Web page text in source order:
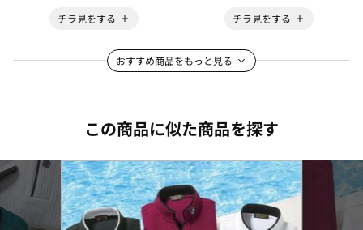
チラ見をする チラ見をする
おすすめ商品をもっと見る
この商品に似た商品を探す